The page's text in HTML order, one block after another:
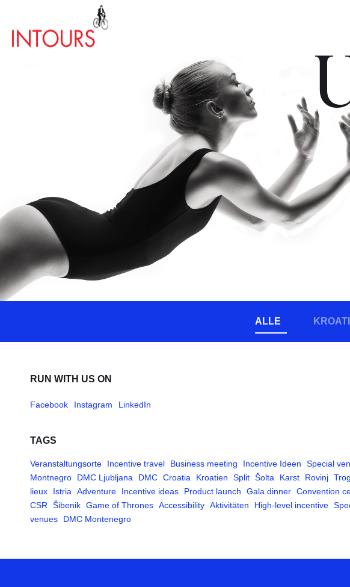
ALLE
RUN WITH US ON
Facebook Instagram LinkedIn
TAGS
Veranstaltungsorte Incentive travel Business meeting Incentive Ideen
Special
Montnegro
DMC Ljubljana DMC Croatia Kroatien Split Šolta Karst Rovinj
lieux
Istria Adventure Incentive ideas Product launch Gala dinner Convention
CSR
Šibenik Game of Thrones Accessibility Aktivitäten High-level incentive
venues
DMC Montenegro